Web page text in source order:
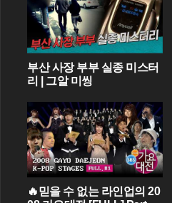
부산 사장 부부 실종 미스터
리 | 그알 미씽
🔥믿을 수 없는 라인업의 20